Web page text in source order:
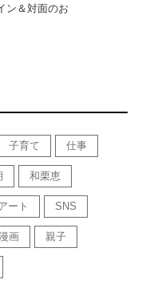
＆対面のお
子育て 仕事
和栗恵
ート SNS
画 親子